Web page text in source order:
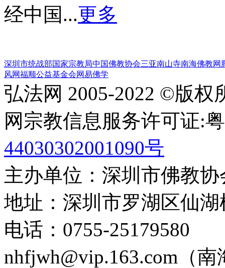
经中国...更多
深圳市统战部国家宗教局中国佛教协会三亚南山寺南海佛教网
风网福顺公益基金会网易佛学
弘法网 2005-2022 ©版权
网宗教信息服务许可证:
44030302001090号
主办单位：深圳市佛教
地址：深圳市罗湖区仙
电话：0755-25179580
nhfjwh@vip.163.com（南